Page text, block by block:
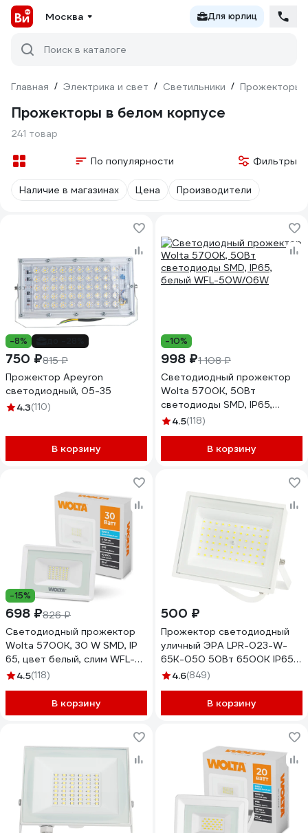
Москва Для юрлиц
Поиск в каталоге
Главная / Электрика и свет / Светильники / Прожекторы
Прожекторы в белом корпусе
241 товар
По популярности Фильтры
Наличие в магазинах Цена Производители
-8%
750 ₽815 ₽
Прожектор Apeyron
светодиодный, 05-35
4.3(110)
В корзину
-10%
998 ₽1 108 ₽
Светодиодный прожектор
Wolta 5700K, 50Вт
светодиоды SMD, IP65,
белый WFL-50W/06W
4.5(118)
В корзину
-15%
698 ₽826 ₽
Светодиодный прожектор
Wolta 5700K, 30 W SMD, IP
65, цвет белый, слим WFL-
30W\/06W WFL-30W/06W
4.5(118)
В корзину
500 ₽
Прожектор светодиодный
уличный ЭРА LPR-023-W-
65K-050 50Вт 6500K IP65
белый Б0054642
4.6(849)
В корзину